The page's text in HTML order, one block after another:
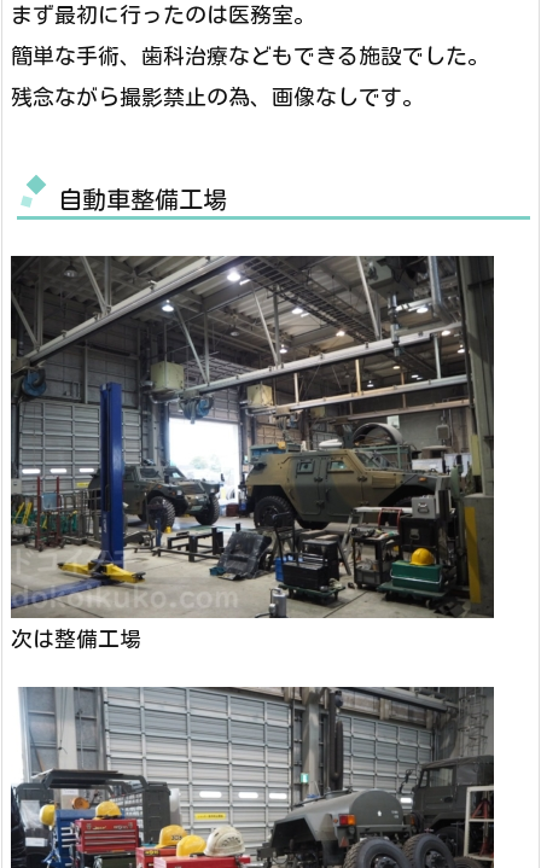
まず最初に行ったのは医務室。
簡単な手術、歯科治療などもできる施設でした。
残念ながら撮影禁止の為、画像なしです。
自動車整備工場
次は整備工場